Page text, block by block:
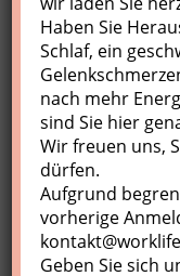
Nächste Kurse
Keine
Profil
Meine Buchungen
Abmelden
Haben Sie
Schlaf, ein
nach mehr
sind Sie hier
Wir freuen uns,
dürfen.
Aufgrund
vorherige
Geben Sie sich